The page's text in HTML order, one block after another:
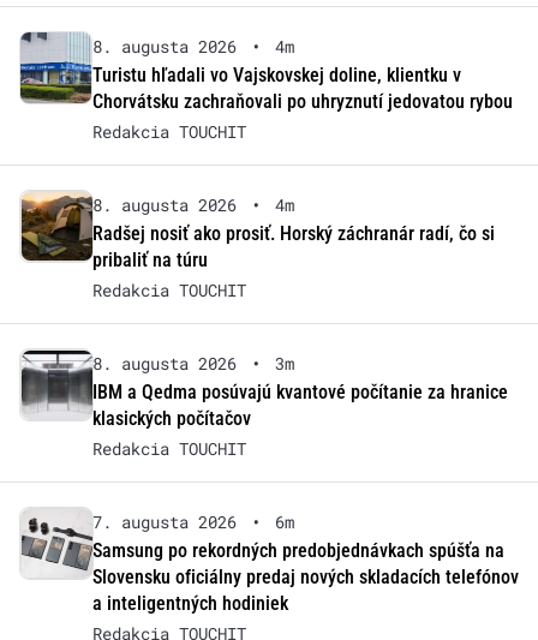
8. augusta 2026 •
4m
Turistu hľadali vo Vajskovskej doline, klientku v
Chorvátsku zachraňovali po uhryznutí jedovatou rybou
Redakcia TOUCHIT
8. augusta 2026 •
4m
Radšej nosiť ako prosiť. Horský záchranár radí, čo si
pribaliť na túru
Redakcia TOUCHIT
8. augusta 2026 •
3m
IBM a Qedma posúvajú kvantové počítanie za hranice
klasických počítačov
Redakcia TOUCHIT
7. augusta 2026 •
6m
Samsung po rekordných predobjednávkach spúšťa na
Slovensku oficiálny predaj nových skladacích telefónov
a inteligentných hodiniek
Redakcia TOUCHIT